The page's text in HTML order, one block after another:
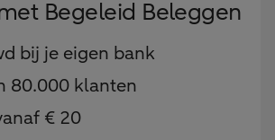
Begeleid Beleggen
bij je eigen bank
80.000 klanten
€ 20